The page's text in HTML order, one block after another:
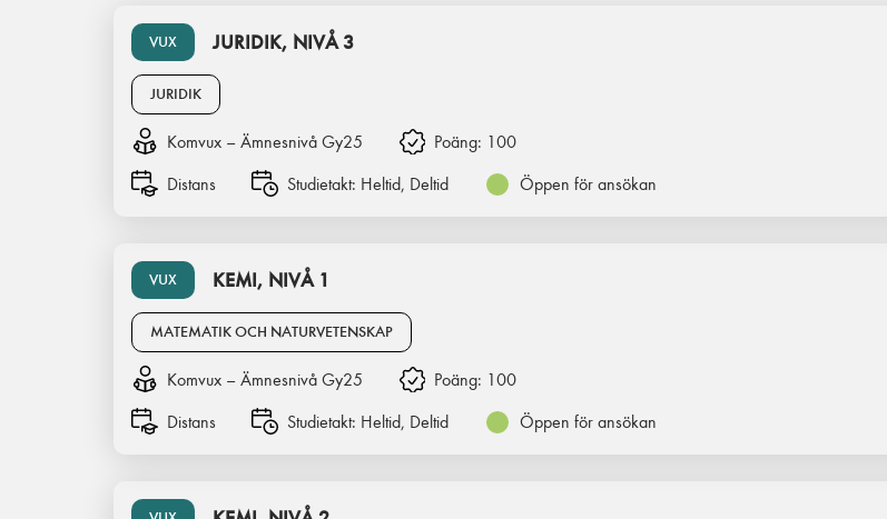
VUX JURIDIK, NIVÅ 3
JURIDIK
Komvux – Ämnesnivå Gy25 Poäng: 100
Distans
Studietakt: Heltid, Deltid Öppen för ansökan
VUX KEMI, NIVÅ 1
MATEMATIK OCH NATURVETENSKAP
Komvux – Ämnesnivå Gy25 Poäng: 100
Distans
Studietakt: Heltid, Deltid Öppen för ansökan